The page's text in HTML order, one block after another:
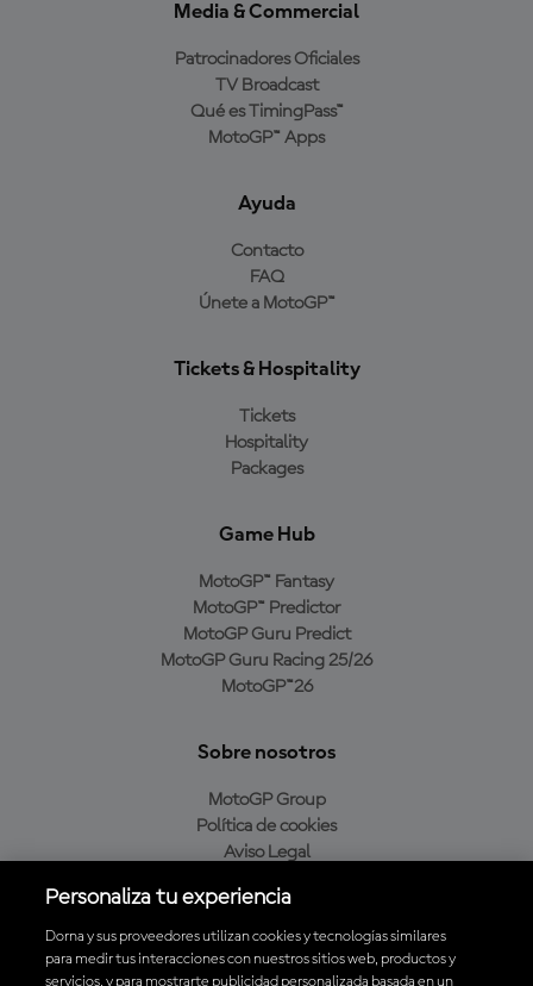
Media & Commercial
Patrocinadores Oficiales
TV Broadcast
Qué es TimingPass™
MotoGP™ Apps
Ayuda
Contacto
FAQ
Únete a MotoGP™
Tickets & Hospitality
Tickets
Hospitality
Packages
Game Hub
MotoGP™ Fantasy
MotoGP™ Predictor
MotoGP Guru Predict
MotoGP Guru Racing 25/26
MotoGP™26
Sobre nosotros
MotoGP Group
Política de cookies
Aviso Legal
Política de compra
Personaliza tu experiencia
Dorna y sus proveedores utilizan cookies y tecnologías similares
para medir tus interacciones con nuestros sitios web, productos y
servicios, y para mostrarte publicidad personalizada basada en un